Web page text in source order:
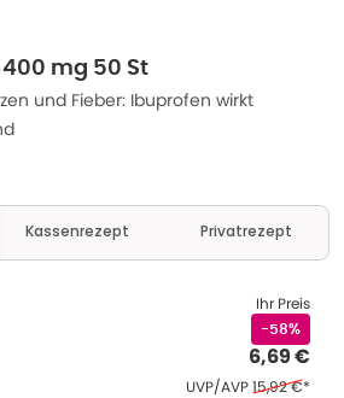
400 mg 50 St
und Fieber: Ibuprofen wirkt
Kassenrezept Privatrezept
Ihr Preis
-58%
6,69 €
UVP/AVPEhemaliger
15,92 €*